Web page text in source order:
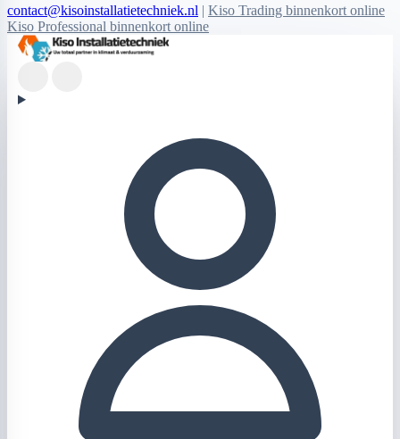
contact@kisoinstallatietechniek.nl | Kiso Trading binnenkort online
Kiso Professional binnenkort online